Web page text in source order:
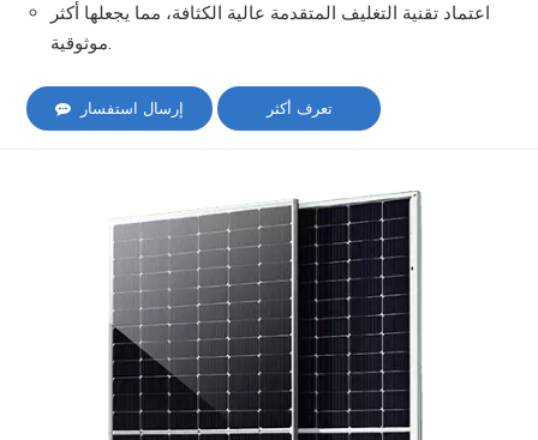
اعتماد تقنية التغليف المتقدمة عالية الكثافة، مما يجعلها أكثر
موثوقية.
إرسال استفسار تعرف أكثر